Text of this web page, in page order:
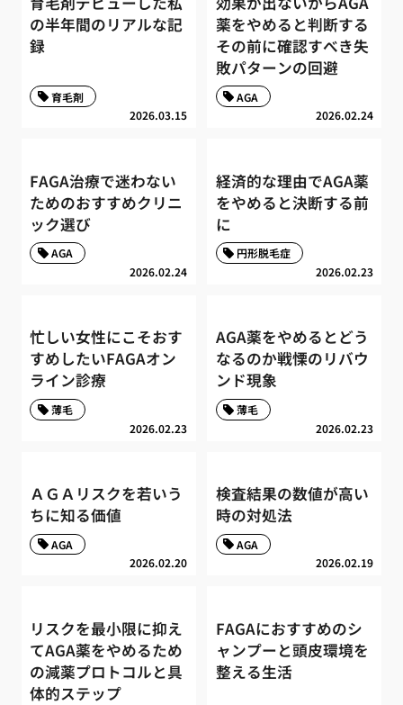
の半年間のリアルな記
録
2026.03.15
育毛剤
薬をやめると判断する
その前に確認すべき失
敗パターンの回避
2026.02.24
AGA
FAGA治療で迷わない
ためのおすすめクリニ
ック選び
2026.02.24
AGA
経済的な理由でAGA薬
をやめると決断する前
に
2026.02.23
円形脱毛症
忙しい女性にこそおす
すめしたいFAGAオン
ライン診療
2026.02.23
薄毛
AGA薬をやめるとどう
なるのか戦慄のリバウ
ンド現象
2026.02.23
薄毛
ＡＧＡリスクを若いう
ちに知る価値
2026.02.20
AGA
検査結果の数値が高い
時の対処法
2026.02.19
AGA
リスクを最小限に抑え
てAGA薬をやめるため
の減薬プロトコルと具
体的ステップ
FAGAにおすすめのシ
ャンプーと頭皮環境を
整える生活